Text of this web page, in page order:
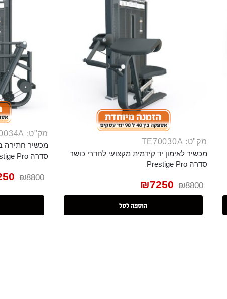
מק"ט: TE70030A
מכשיר לאימון יד קידמית מקצועי לחדרי כושר
סדרה Prestige Pro
₪8800
₪7250
הוספה לסל
מק"ט: TE70034A
מכשיר חתירה
סדרה Prestige Pro
₪8800